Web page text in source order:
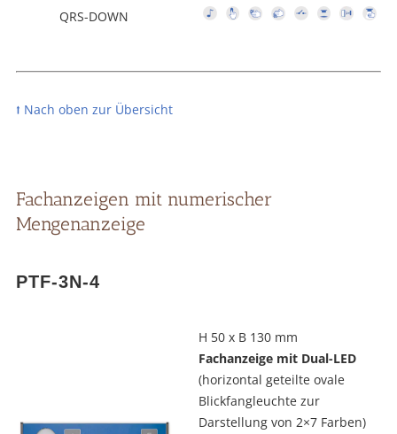
QRS-DOWN
⭡ Nach oben zur Übersicht
Fachanzeigen mit numerischer
Mengenanzeige
PTF-3N-4
H 50 x B 130 mm
Fachanzeige mit Dual-LED
(horizontal geteilte ovale
Blickfangleuchte zur
Darstellung von 2×7 Farben)